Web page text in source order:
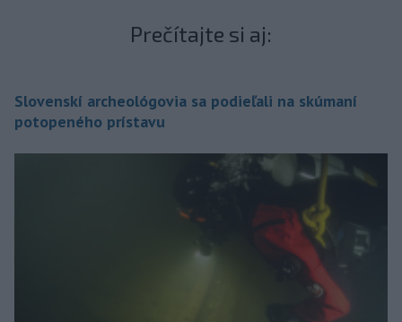
Prečítajte si aj:
Slovenskí archeológovia sa podieľali na skúmaní
potopeného prístavu